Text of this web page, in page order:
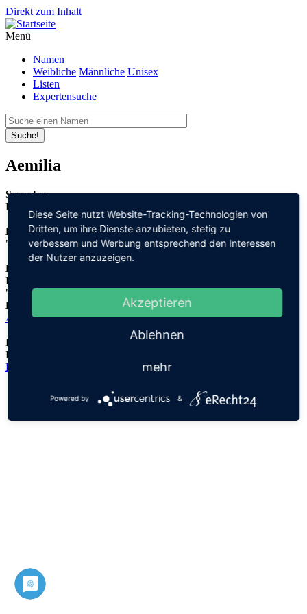
Direkt zum Inhalt
Menü
Namen
Weibliche Männliche Unisex
Listen
Expertensuche
Suche!
Aemilia
Sprache:
Latein
Bedeutung:
"wetteifern"
Herleitung:
Latein,
"aemulus"
Herkunftsname:
Aemilius
Der Namensursprung ist unklar, es handelt sich lediglich um eine
Hypothese!
Datenschutz
Diese Seite nutzt Website-Tracking-Technologien von
Dritten, um ihre Dienste anzubieten, stetig zu
verbessern und Werbung entsprechend den Interessen
der Nutzer anzuzeigen.
Akzeptieren
Ablehnen
mehr
Powered by &